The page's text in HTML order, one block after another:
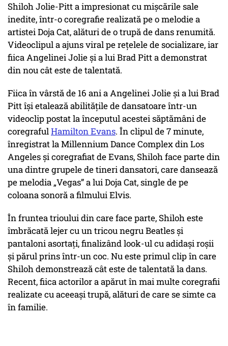
Shiloh Jolie-Pitt a impresionat cu mișcările sale
inedite, într-o coregrafie realizată pe o melodie a
artistei Doja Cat, alături de o trupă de dans renumită.
Videoclipul a ajuns viral pe rețelele de socializare, iar
fiica Angelinei Jolie și a lui Brad Pitt a demonstrat
din nou cât este de talentată.
Fiica în vârstă de 16 ani a Angelinei Jolie și a lui Brad
Pitt își etalează abilitățile de dansatoare într-un
videoclip postat la începutul acestei săptămâni de
coregrafulHamilton Evans. În clipul de 7 minute,
înregistrat la Millennium Dance Complex din Los
Angeles și coregrafiat de Evans, Shiloh face parte din
una dintre grupele de tineri dansatori, care dansează
pe melodia „Vegas” a lui Doja Cat, single de pe
coloana sonoră a filmului Elvis.
În fruntea trioului din care face parte, Shiloh este
îmbrăcată lejer cu un tricou negru Beatles și
pantaloni asortați, finalizând look-ul cu adidași roșii
și părul prins într-un coc. Nu este primul clip în care
Shiloh demonstrează cât este de talentată la dans.
Recent, fiica actorilor a apărut în mai multe coregrafii
realizate cu aceeași trupă, alături de care se simte ca
în familie.